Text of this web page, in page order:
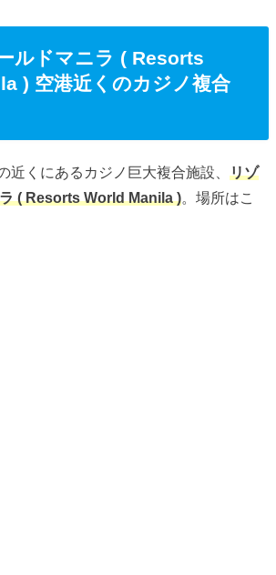
ルドマニラ ( Resorts
) 空港近くのカジノ複合
近くにあるカジノ巨大複合施設、リゾ
( Resorts World Manila )。場所はこ